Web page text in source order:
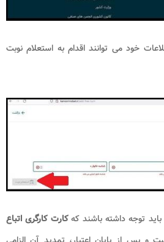
خود می توانند اقدام به استعلام نوبت
توجه داشته باشند کهکارت کارگری اتباع